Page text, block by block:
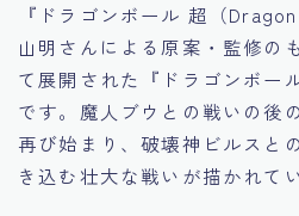
中文
Español
اللغة العربية
『ドラゴンボール 超（
山明さんによる原案・監修の
て展開された『ドラゴンボー
です。魔人ブウとの戦いの後
再び始まり、破壊神ビルスと
き込む壮大な戦いが描かれて